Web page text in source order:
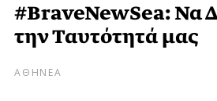
#BraveNewSea: Να
την Ταυτότητά μας
ΑΘΗΝΕΑ